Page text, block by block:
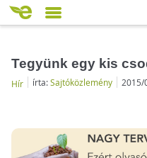
Tegyünk egy kis
Hír írta:Sajtóközlemény 2015/